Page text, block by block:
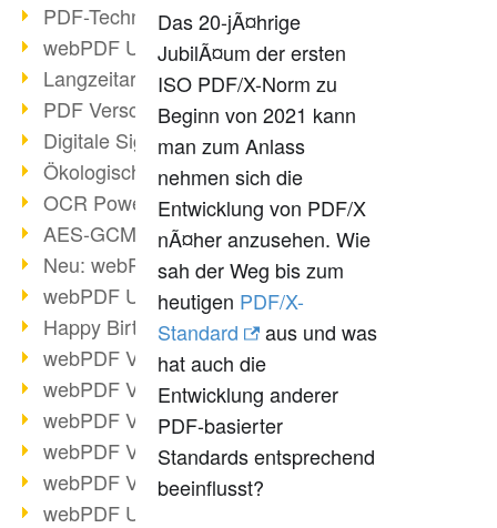
PDF-Techniken für Barrierefreiheit
webPDF Update 9.0.0.3149
Langzeitarchivierung mit PDF/A
PDF Verschlüsselung
Digitale Signaturen
Ökologischen Abdruck reduzieren
OCR Power für Profis
AES-GCM-Unterstützung (PDF 2.0)
Neu: webPDF Developer Hub
webPDF Update 9.0.0.2898
Happy Birthday, PDF!
webPDF Video-Session 4
webPDF Video-Session 3
webPDF Video-Session 2
webPDF Video-Session 1
webPDF Video-Session Termine
webPDF Update 9.0.0.2843
Das 20-jÃ¤hrige
JubilÃ¤um der ersten
ISO PDF/X-Norm zu
Beginn von 2021 kann
man zum Anlass
nehmen sich die
Entwicklung von PDF/X
nÃ¤her anzusehen. Wie
sah der Weg bis zum
heutigen PDF/X-
Standard
aus und was
hat auch die
Entwicklung anderer
PDF-basierter
Standards entsprechend
beeinflusst?